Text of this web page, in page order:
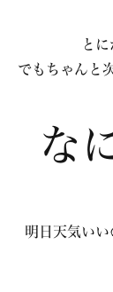
と
でもちゃんと
な
明日天気いい